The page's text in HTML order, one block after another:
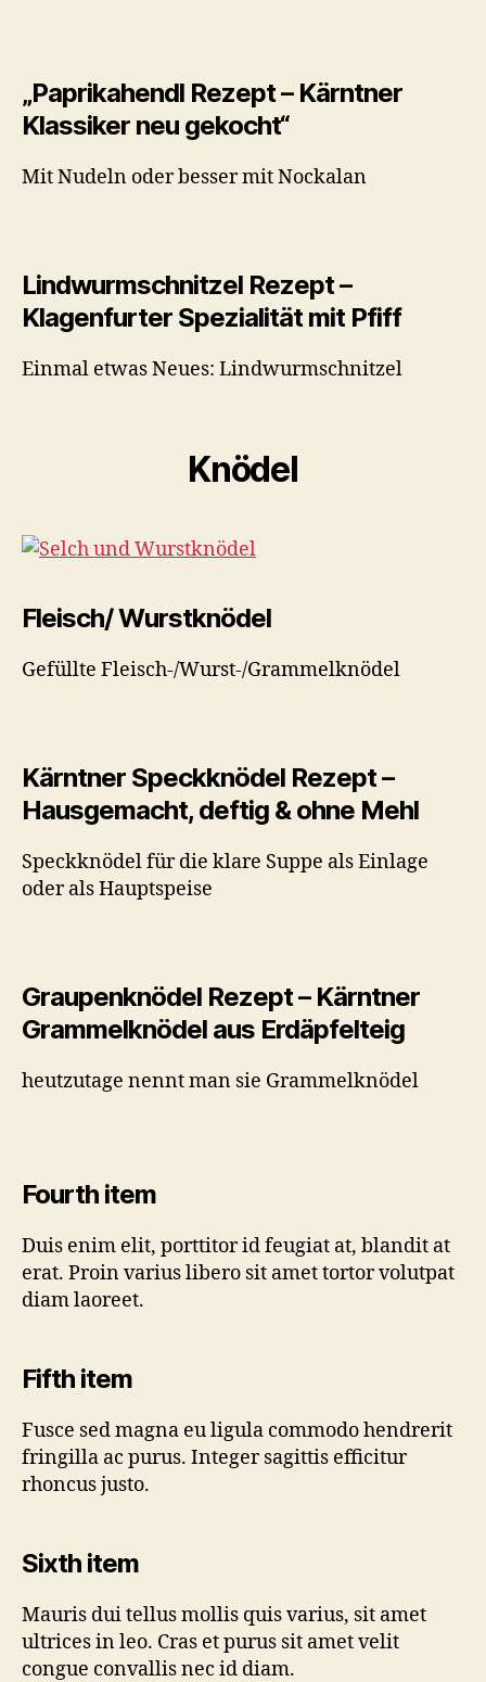
„Paprikahendl Rezept – Kärntner
Klassiker neu gekocht“
Mit Nudeln oder besser mit Nockalan
Lindwurmschnitzel Rezept –
Klagenfurter Spezialität mit Pfiff
Einmal etwas Neues: Lindwurmschnitzel
Knödel
Fleisch/ Wurstknödel
Gefüllte Fleisch-/Wurst-/Grammelknödel
Kärntner Speckknödel Rezept –
Hausgemacht, deftig & ohne Mehl
Speckknödel für die klare Suppe als Einlage
oder als Hauptspeise
Graupenknödel Rezept – Kärntner
Grammelknödel aus Erdäpfelteig
heutzutage nennt man sie Grammelknödel
Fourth item
Duis enim elit, porttitor id feugiat at, blandit at
erat. Proin varius libero sit amet tortor volutpat
diam laoreet.
Fifth item
Fusce sed magna eu ligula commodo hendrerit
fringilla ac purus. Integer sagittis efficitur
rhoncus justo.
Sixth item
Mauris dui tellus mollis quis varius, sit amet
ultrices in leo. Cras et purus sit amet velit
congue convallis nec id diam.